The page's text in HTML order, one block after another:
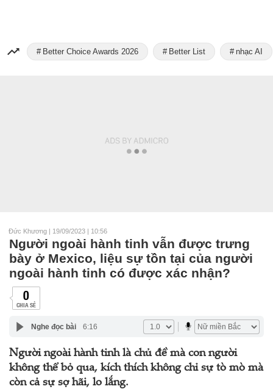
Better Choice Awards 2026 Better List nhạc AI
Đức Khương | 19/09/2023 | 10:56
Người ngoài hành tinh vẫn được trưng
bày ở Mexico, liệu sự tồn tại của người
ngoài hành tinh có được xác nhận?
0
CHIA SẺ
Nghe đọc bài 6:16
Người ngoài hành tinh là chủ đề mà con người
không thể bỏ qua, kích thích không chỉ sự tò mò mà
còn cả sự sợ hãi, lo lắng.